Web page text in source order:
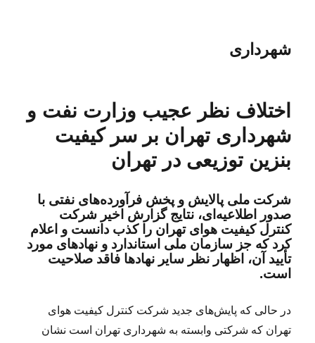
شهرداری
اختلاف نظر عجیب وزارت نفت و
شهرداری تهران بر سر کیفیت
بنزین توزیعی در تهران
شرکت ملی پالایش و پخش فرآورده‌های نفتی با
صدور اطلاعیه‌ای، نتایج گزارش اخیر شرکت
کنترل کیفیت هوای تهران را کذب دانست و اعلام
کرد که جز سازمان ملی استاندارد و نهادهای مورد
تأیید آن، اظهار نظر سایر نهادها فاقد صلاحیت
است.
در حالی که پایش‌های جدید شرکت کنترل کیفیت هوای
تهران که شرکتی وابسته به شهرداری تهران است نشان